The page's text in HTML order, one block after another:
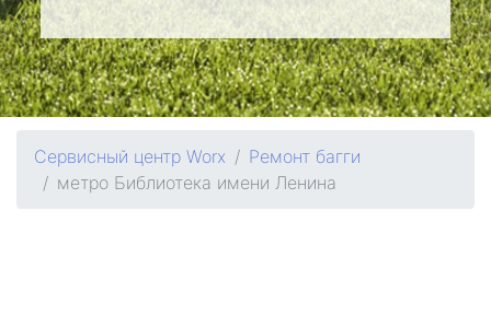
Сервисный центр Worx
Ремонт багги
метро Библиотека имени Ленина